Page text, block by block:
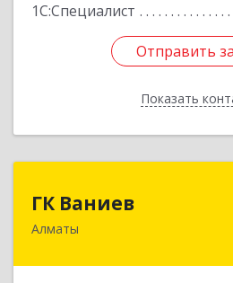
1С:Специалист
Отправить
Показать
Отправить
Назад
ГК Ваниев
Алматы
Республика Казахстан,